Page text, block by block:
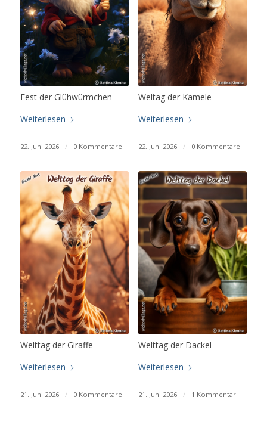
Fest der Glühwürmchen
Weiterlesen
22. Juni 2026 / 0 Kommentare
Weltag der Kamele
Weiterlesen
22. Juni 2026 / 0 Kommentare
Welttag der Giraffe
Weiterlesen
21. Juni 2026 / 0 Kommentare
Welttag der Dackel
Weiterlesen
21. Juni 2026 / 1 Kommentar